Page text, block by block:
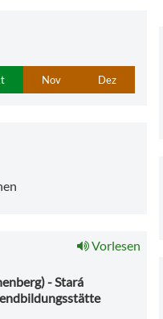
Nov Dez
Vorlesen
- Stará